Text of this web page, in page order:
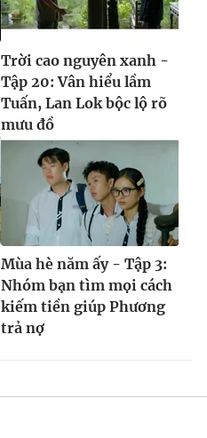
Trời cao nguyên xanh -
Tập 20: Vân hiểu lầm
Tuấn, Lan Lok bộc lộ rõ
mưu đồ
Mùa hè năm ấy - Tập 3:
Nhóm bạn tìm mọi cách
kiếm tiền giúp Phương
trả nợ